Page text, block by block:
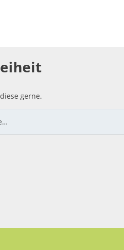
gerne.